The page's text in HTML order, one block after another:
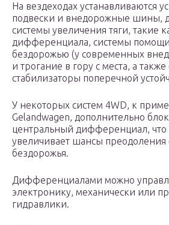
На вездеходах устанавливаются
подвески и внедорожные шины,
системы увеличения тяги, такие
дифференциала, системы
бездорожью (у современных
и трогание в гору с места, а
стабилизаторы поперечной
У некоторых систем 4WD, к
Gelandwagen, дополнительно
центральный дифференциал, что
увеличивает шансы преодоления
бездорожья.
Дифференциалами можно
электронику, механически или
гидравлики.